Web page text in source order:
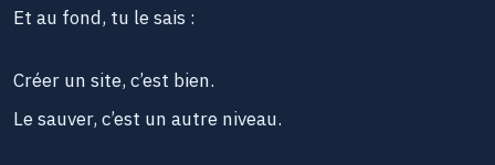
Et au fond, tu le sais :
Créer un site, c’est bien.
Le sauver, c’est un autre niveau.